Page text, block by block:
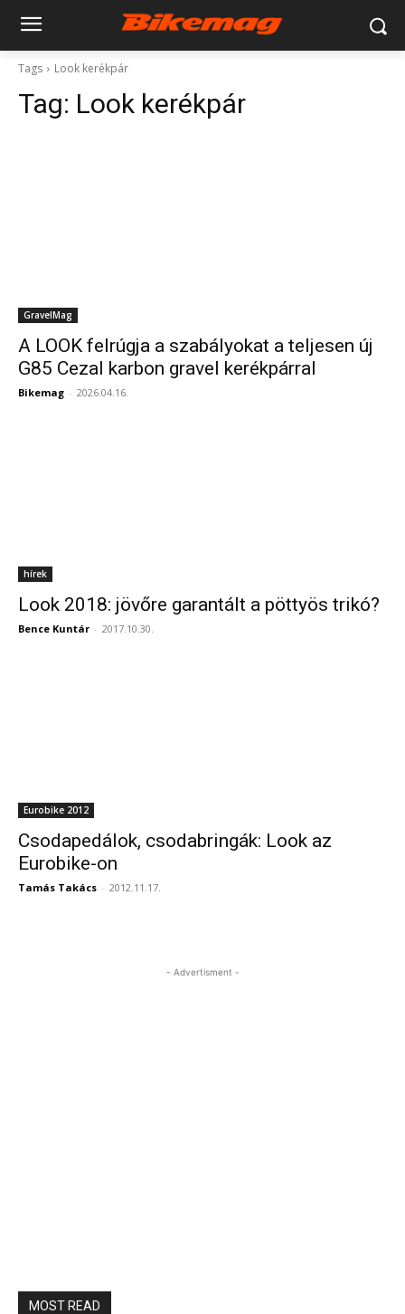
Tags Look kerékpár
Tag: Look kerékpár
GravelMag
A LOOK felrúgja a szabályokat a teljesen új
G85 Cezal karbon gravel kerékpárral
Bikemag - 2026.04.16.
hírek
Look 2018: jövőre garantált a pöttyös trikó?
Bence Kuntár - 2017.10.30.
Eurobike 2012
Csodapedálok, csodabringák: Look az
Eurobike-on
Tamás Takács - 2012.11.17.
- Advertisment -
MOST READ